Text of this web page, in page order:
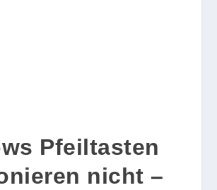
Pfeiltasten
nicht –